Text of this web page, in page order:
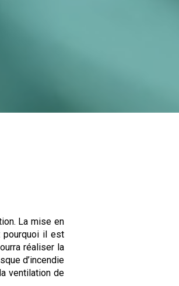
La mise en
pourquoi il est
réaliser la
d’incendie
ventilation de